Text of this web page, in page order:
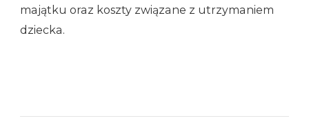
majątku oraz koszty związane z utrzymaniem
dziecka.